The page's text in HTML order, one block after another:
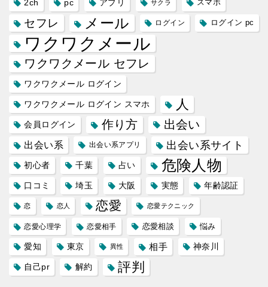
2ch pc アプリ サクラ スマホ
セフレ メール ログイン ログイン pc
ワクワクメール
ワクワクメール セフレ
ワクワクメール ログイン
ワクワクメール ログイン スマホ 人
会員ログイン 作り方 出会い
出会い系 出会い系アプリ 出会い系サイト
初心者 千葉 占い 危険人物
口コミ 埼玉 大阪 実態 年齢認証
恋 恋人 恋愛 恋愛テクニック
恋愛心理学 恋愛相手 恋愛相談 悩み
愛知 東京 異性 相手 神奈川
自己pr 解約 評判